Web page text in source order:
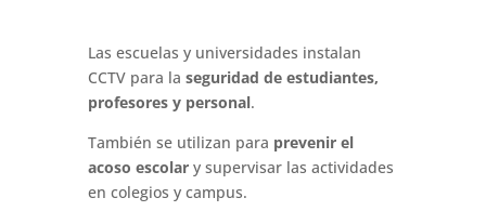
Las escuelas y universidades instalan
CCTV para la seguridad de estudiantes,
profesores y personal.
También se utilizan para prevenir el
acoso escolary supervisar las actividades
en colegios y campus.